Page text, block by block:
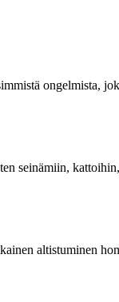
ongelmista,
seinämiin,
altistuminen